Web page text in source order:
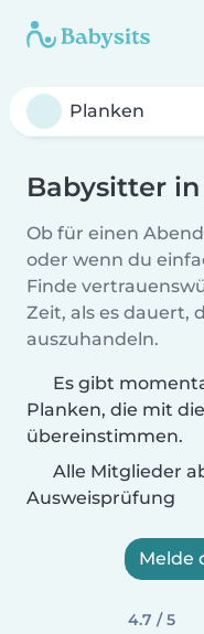
Babysitter
Ob für einen
oder wenn du
Finde
Zeit, als es dauert,
auszuhandeln.
Es gibt
Planken, die mit
übereinstimmen.
Alle Mitglieder
Ausweisprüfung
Melde
4.7 / 5